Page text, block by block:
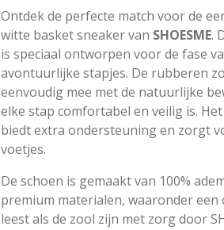
Ontdek de perfecte match voor de
witte basket sneaker van SHOESME.
is speciaal ontworpen voor de fase
avontuurlijke stapjes. De rubberen
eenvoudig mee met de natuurlijke
elke stap comfortabel en veilig is.
biedt extra ondersteuning en zorgt
voetjes.
De schoen is gemaakt van 100%
premium materialen, waaronder
leest als de zool zijn met zorg door